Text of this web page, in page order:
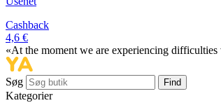
Cashback
4,6 €
«At the moment we are experiencing
Søg Find
Kategorier